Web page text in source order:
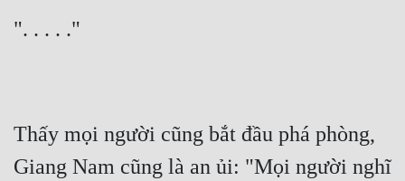
". . . . ."
Thấy mọi người cũng bắt đầu phá phòng,
Giang Nam cũng là an ủi: "Mọi người nghĩ